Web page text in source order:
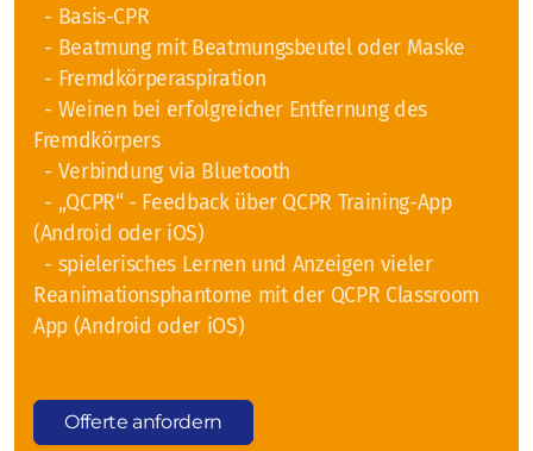
- Basis-CPR
- Beatmung mit Beatmungsbeutel oder Maske
- Fremdkörperaspiration
- Weinen bei erfolgreicher Entfernung des
Fremdkörpers
- Verbindung via Bluetooth
- „QCPR“ - Feedback über QCPR Training-App
(Android oder iOS)
- spielerisches Lernen und Anzeigen vieler
Reanimationsphantome mit der QCPR Classroom
App (Android oder iOS)
Offerte anfordern
Vermietung von Ausbildungsmaterial
BLS-Trainingsmodelle
ALS-Trainingsmodelle
AED-Trainer
Notfallausrüstung
weiteres Ausbildungsmaterial